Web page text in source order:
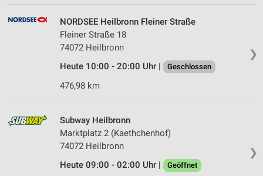
❯
NORDSEE Heilbronn Fleiner Straße
Fleiner Straße 18
74072 Heilbronn
Heute 10:00 - 20:00 Uhr |
Geschlossen
476,98 km
❯
Subway Heilbronn
Marktplatz 2 (Kaethchenhof)
74072 Heilbronn
Heute 09:00 - 02:00 Uhr |
Geöffnet